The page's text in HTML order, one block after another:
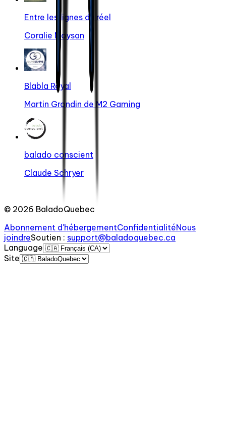
Entre les lignes du réel
Coralie Moysan
Blabla Royal
Martin Grondin de M2 Gaming
balado conscient
Claude Schryer
© 2026 BaladoQuebec
Abonnement d'hébergementConfidentialitéNous
joindreSoutien : support@baladoquebec.ca
Language
Site